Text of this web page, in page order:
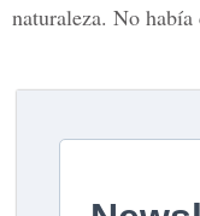
naturaleza. No